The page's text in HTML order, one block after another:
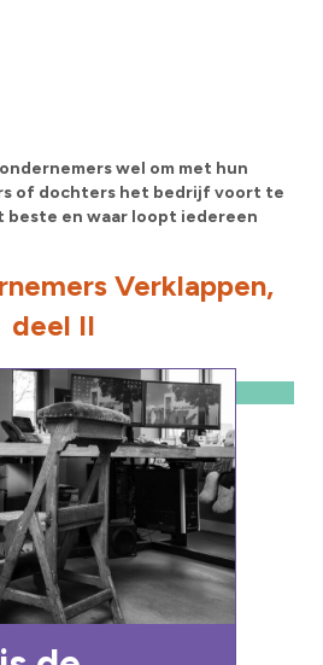
wel om met hun
of dochters het bedrijf voort te
en waar loopt iedereen
Verklappen,
deel II
€ 34,50